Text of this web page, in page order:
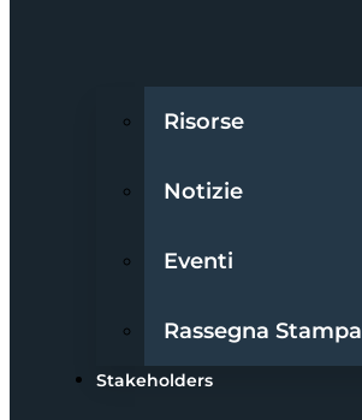
Risorse
Notizie
Eventi
Rassegna Stampa
Stakeholders